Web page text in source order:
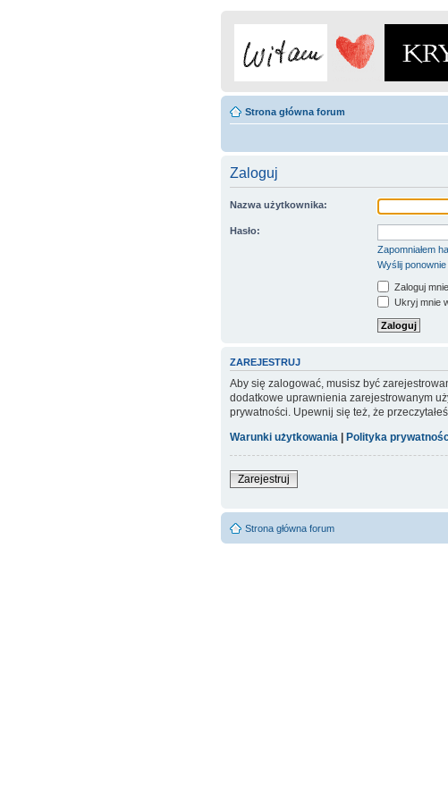
Strona główna forum
Zaloguj
Nazwa użytkownika:
Hasło:
Zapomniałem
Wyślij
Zaloguj
Ukryj mnie
ZAREJESTRUJ
Aby się zalogować, musisz być
dodatkowe uprawnienia zarejestrowanym
prywatności. Upewnij się też, że
Warunki użytkowania | Polityka
Zarejestruj
Strona główna forum